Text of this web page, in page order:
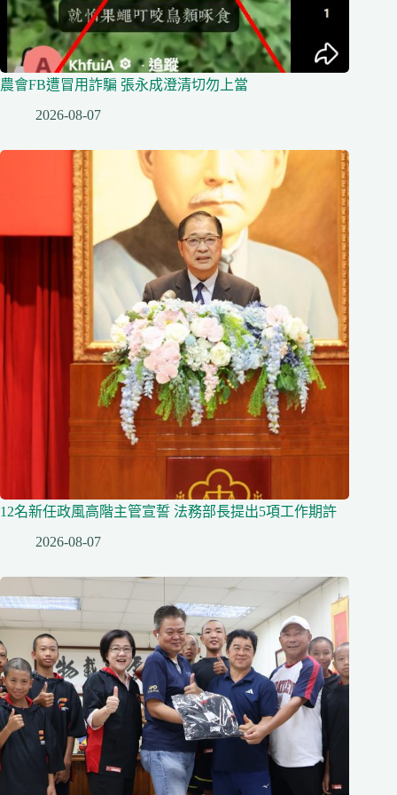
農會FB遭冒用詐騙 張永成澄清切勿上當
2026-08-07
12名新任政風高階主管宣誓 法務部長提出5項工作期許
2026-08-07